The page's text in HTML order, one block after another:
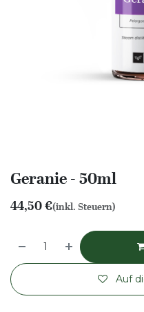
Geranie - 50ml
44,50€(inkl. Steuern)
Auf